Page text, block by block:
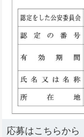
応募はこちらから